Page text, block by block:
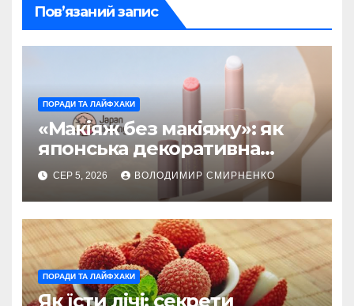
Пов’язаний запис
ПОРАДИ ТА ЛАЙФХАКИ
«Макіяж без макіяжу»: як
японська декоративна
косметика змінила beauty
тренди
СЕР 5, 2026 ВОЛОДИМИР СМИРНЕНКО
ПОРАДИ ТА ЛАЙФХАКИ
Як їсти лічі: секрети